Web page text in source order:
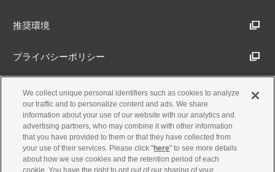
推奨環境
プライバシーポリシー
Cookieポリシー
アクセシビリティ方針
古物営業法に基づく表示
We collect unique personal identifiers such as cookies to analyze
our traffic and to personalize content and ads. We share
information about your use of our website with our analytics and
advertising partners, who may combine it with other information
that you have provided to them or that they have collected from
your use of their services. Please click "here" to see more details
about how we use cookies and the retention period of each
cookie. You have the right to opt out of our sharing of your